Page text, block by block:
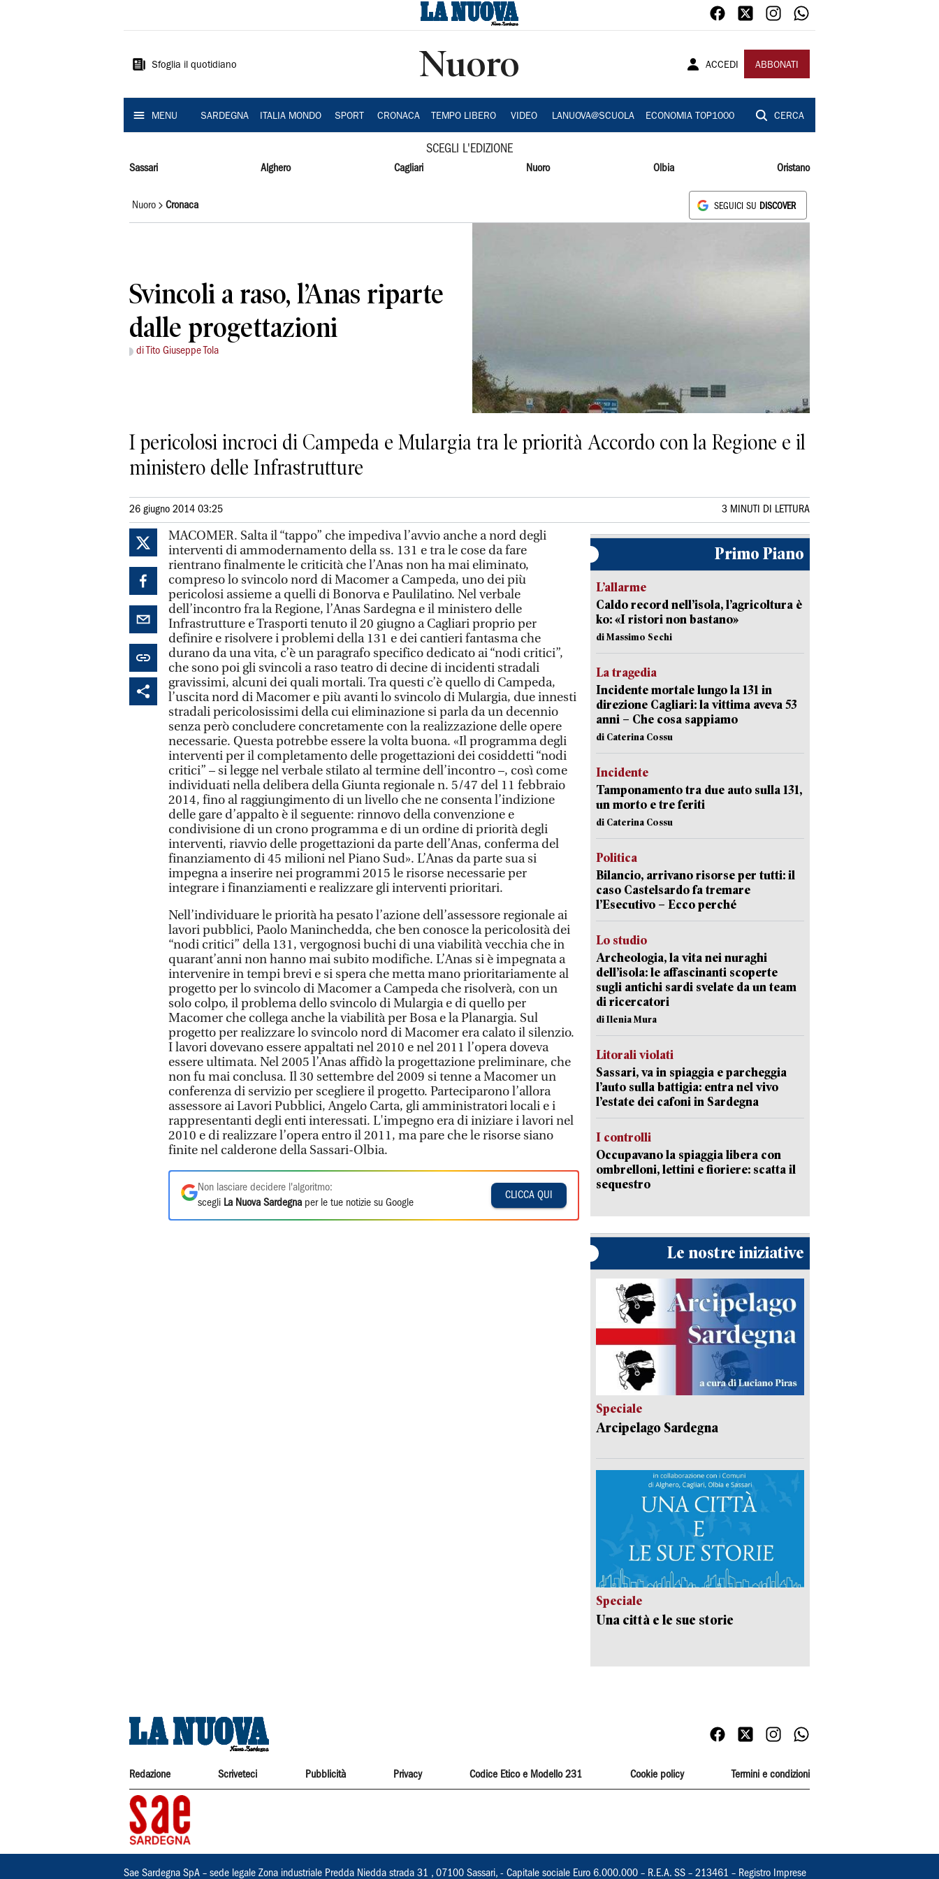
Sardegna
Sfoglia il quotidiano Nuoro ACCEDI ABBONATI
MENU SARDEGNA ITALIA MONDO SPORT CRONACA TEMPO LIBERO VIDEO LANUOVA@SCUOLA ECONOMIA TOP1000 CERCA
SCEGLI L'EDIZIONE
Sassari Alghero Cagliari Nuoro Olbia Oristano
Nuoro Cronaca SEGUICI SU DISCOVER
Svincoli a raso, l’Anas riparte
dalle progettazioni
di Tito Giuseppe Tola
I pericolosi incroci di Campeda e Mulargia tra le priorità Accordo con la Regione e il
ministero delle Infrastrutture
26 giugno 2014 03:25 3 MINUTI DI LETTURA
MACOMER. Salta il “tappo” che impediva l’avvio anche a nord degli
interventi di ammodernamento della ss. 131 e tra le cose da fare
rientrano finalmente le criticità che l’Anas non ha mai eliminato,
compreso lo svincolo nord di Macomer a Campeda, uno dei più
pericolosi assieme a quelli di Bonorva e Paulilatino. Nel verbale
dell’incontro fra la Regione, l’Anas Sardegna e il ministero delle
Infrastrutture e Trasporti tenuto il 20 giugno a Cagliari proprio per
definire e risolvere i problemi della 131 e dei cantieri fantasma che
durano da una vita, c’è un paragrafo specifico dedicato ai “nodi critici”,
che sono poi gli svincoli a raso teatro di decine di incidenti stradali
gravissimi, alcuni dei quali mortali. Tra questi c’è quello di Campeda,
l’uscita nord di Macomer e più avanti lo svincolo di Mulargia, due innesti
stradali pericolosissimi della cui eliminazione si parla da un decennio
senza però concludere concretamente con la realizzazione delle opere
necessarie. Questa potrebbe essere la volta buona. «Il programma degli
interventi per il completamento delle progettazioni dei cosiddetti “nodi
critici” – si legge nel verbale stilato al termine dell’incontro –, così come
individuati nella delibera della Giunta regionale n. 5/47 del 11 febbraio
2014, fino al raggiungimento di un livello che ne consenta l’indizione
delle gare d’appalto è il seguente: rinnovo della convenzione e
condivisione di un crono programma e di un ordine di priorità degli
interventi, riavvio delle progettazioni da parte dell’Anas, conferma del
finanziamento di 45 milioni nel Piano Sud». L’Anas da parte sua si
impegna a inserire nei programmi 2015 le risorse necessarie per
integrare i finanziamenti e realizzare gli interventi prioritari.
Nell’individuare le priorità ha pesato l’azione dell’assessore regionale ai
lavori pubblici, Paolo Maninchedda, che ben conosce la pericolosità dei
“nodi critici” della 131, vergognosi buchi di una viabilità vecchia che in
quarant’anni non hanno mai subito modifiche. L’Anas si è impegnata a
intervenire in tempi brevi e si spera che metta mano prioritariamente al
progetto per lo svincolo di Macomer a Campeda che risolverà, con un
solo colpo, il problema dello svincolo di Mulargia e di quello per
Macomer che collega anche la viabilità per Bosa e la Planargia. Sul
progetto per realizzare lo svincolo nord di Macomer era calato il silenzio.
I lavori dovevano essere appaltati nel 2010 e nel 2011 l’opera doveva
essere ultimata. Nel 2005 l’Anas affidò la progettazione preliminare, che
non fu mai conclusa. Il 30 settembre del 2009 si tenne a Macomer un
conferenza di servizio per scegliere il progetto. Parteciparono l’allora
assessore ai Lavori Pubblici, Angelo Carta, gli amministratori locali e i
rappresentanti degli enti interessati. L'impegno era di iniziare i lavori nel
2010 e di realizzare l’opera entro il 2011, ma pare che le risorse siano
finite nel calderone della Sassari-Olbia.
Non lasciare decidere l'algoritmo:
scegli La Nuova Sardegna per le tue notizie su Google
CLICCA QUI
Primo Piano
L’allarme
Caldo record nell’isola, l’agricoltura è
ko: «I ristori non bastano»
di Massimo Sechi
La tragedia
Incidente mortale lungo la 131 in
direzione Cagliari: la vittima aveva 53
anni – Che cosa sappiamo
di Caterina Cossu
Incidente
Tamponamento tra due auto sulla 131,
un morto e tre feriti
di Caterina Cossu
Politica
Bilancio, arrivano risorse per tutti: il
caso Castelsardo fa tremare
l’Esecutivo – Ecco perché
Lo studio
Archeologia, la vita nei nuraghi
dell’isola: le affascinanti scoperte
sugli antichi sardi svelate da un team
di ricercatori
di Ilenia Mura
Litorali violati
Sassari, va in spiaggia e parcheggia
l’auto sulla battigia: entra nel vivo
l’estate dei cafoni in Sardegna
I controlli
Occupavano la spiaggia libera con
ombrelloni, lettini e fioriere: scatta il
sequestro
Le nostre iniziative
Speciale
Arcipelago Sardegna
Speciale
Una città e le sue storie
Redazione Scriveteci Pubblicità Privacy Codice Etico e Modello 231 Cookie policy Termini e condizioni
Sae Sardegna SpA – sede legale Zona industriale Predda Niedda strada 31 , 07100 Sassari, - Capitale sociale Euro 6.000.000 – R.E.A. SS – 213461 – Registro Imprese